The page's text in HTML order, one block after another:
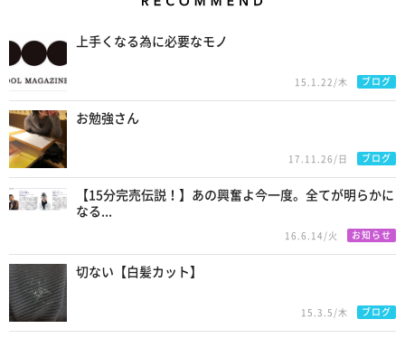
上手くなる為に必要なモノ
15.1.22/木 ブログ
お勉強さん
17.11.26/日 ブログ
【15分完売伝説！】あの興奮よ今一度。全てが明らかに
なる...
16.6.14/火 お知らせ
切ない【白髪カット】
15.3.5/木 ブログ